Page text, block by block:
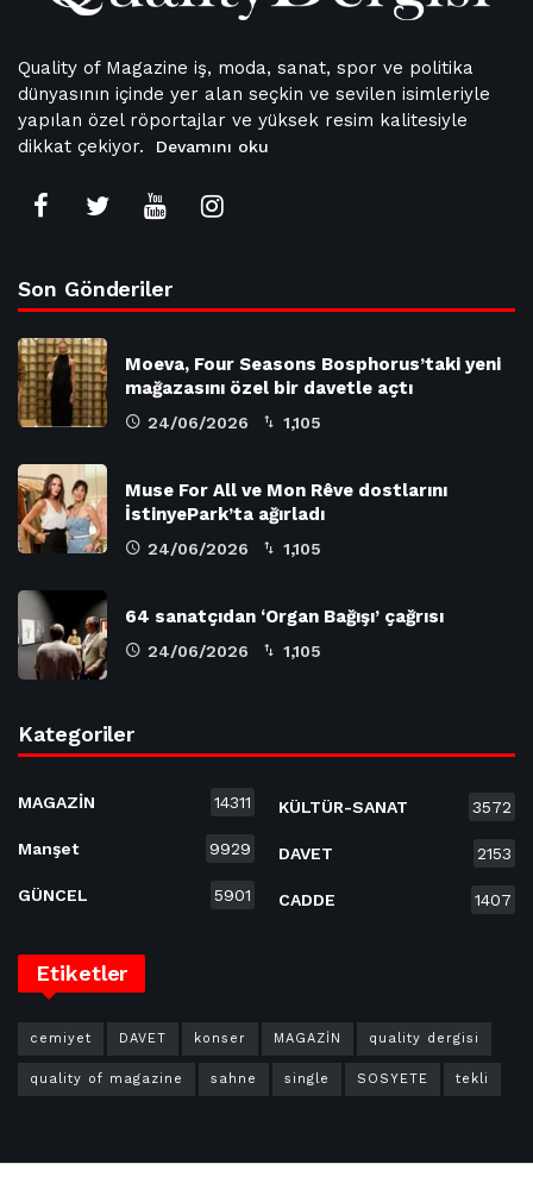
Quality of Magazine iş, moda, sanat, spor ve politika
dünyasının içinde yer alan seçkin ve sevilen isimleriyle
yapılan özel röportajlar ve yüksek resim kalitesiyle
dikkat çekiyor.
Devamını oku
Son Gönderiler
Moeva, Four Seasons Bosphorus’taki yeni
mağazasını özel bir davetle açtı
24/06/2026 1,105
Muse For All ve Mon Rêve dostlarını
İstinyePark’ta ağırladı
24/06/2026 1,105
64 sanatçıdan ‘Organ Bağışı’ çağrısı
24/06/2026 1,105
Kategoriler
MAGAZİN 14311
Manşet 9929
GÜNCEL 5901
KÜLTÜR-SANAT 3572
DAVET 2153
CADDE 1407
Etiketler
cemiyet DAVET konser MAGAZİN quality dergisi
quality of magazine sahne single SOSYETE tekli